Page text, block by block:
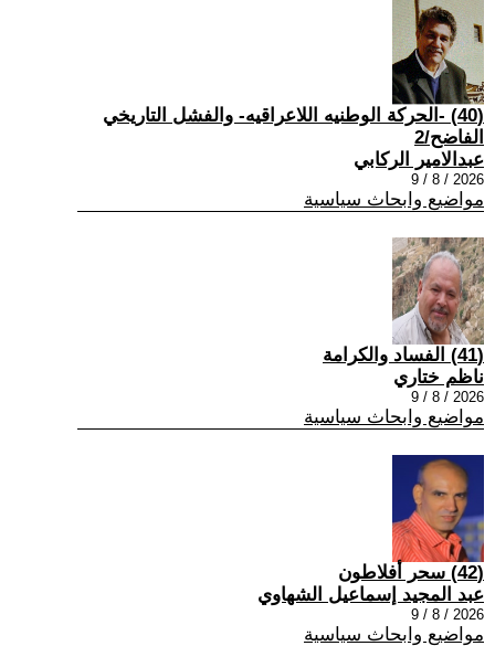
(40) -الحركة الوطنيه اللاعراقيه- والفشل التاريخي
الفاضح/2
عبدالامير الركابي
2026 / 8 / 9
مواضيع وابحاث سياسية
(41) الفساد والكرامة
ناظم ختاري
2026 / 8 / 9
مواضيع وابحاث سياسية
(42) سحر أفلاطون
عبد المجيد إسماعيل الشهاوي
2026 / 8 / 9
مواضيع وابحاث سياسية